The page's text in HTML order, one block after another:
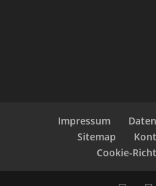
Impressum
Sitemap
Cookie-